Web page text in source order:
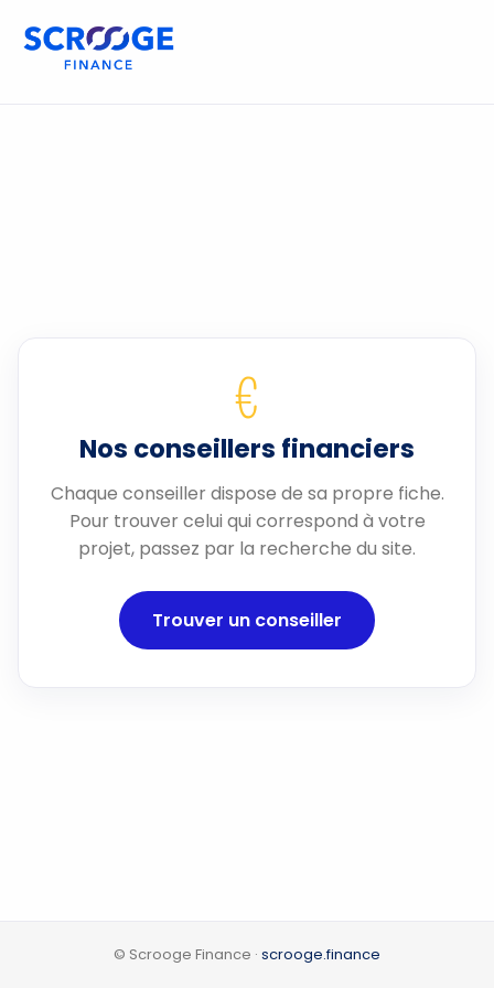
€
Nos conseillers financiers
Chaque conseiller dispose de sa propre fiche.
Pour trouver celui qui correspond à votre
projet, passez par la recherche du site.
Trouver un conseiller
© Scrooge Finance · scrooge.finance